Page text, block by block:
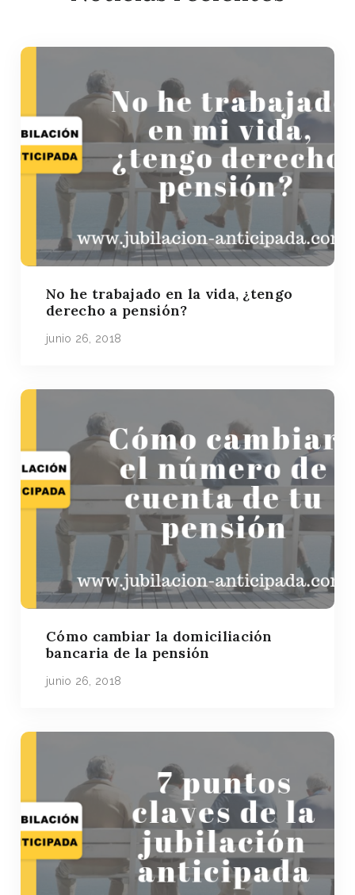
No he trabajado en la vida, ¿tengo
derecho a pensión?
junio 26, 2018
Cómo cambiar la domiciliación
bancaria de la pensión
junio 26, 2018